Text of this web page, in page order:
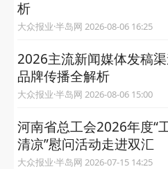
析
大众报业·半岛网 2026-08-06 16:25
2026主流新闻媒体发稿
品牌传播全解析
大众报业·半岛网 2026-08-06 15:00
河南省总工会2026年度“
清凉”慰问活动走进双汇
大众报业·半岛网 2026-07-15 14:25